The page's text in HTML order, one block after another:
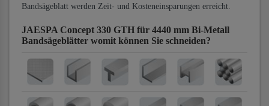
Bandsägeblatt werden Zeit- und Kosteneinsparungen erreicht.
JAESPA Concept 330 GTH für 4440 mm Bi-Metall
Bandsägeblätter womit können Sie schneiden?